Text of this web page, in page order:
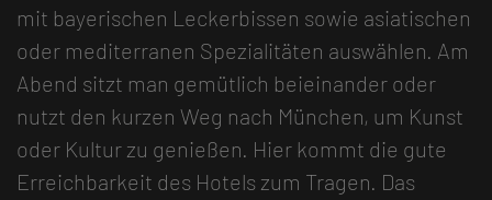
mit bayerischen Leckerbissen sowie asiatischen
oder mediterranen Spezialitäten auswählen. Am
Abend sitzt man gemütlich beieinander oder
nutzt den kurzen Weg nach München, um Kunst
oder Kultur zu genießen. Hier kommt die gute
Erreichbarkeit des Hotels zum Tragen. Das